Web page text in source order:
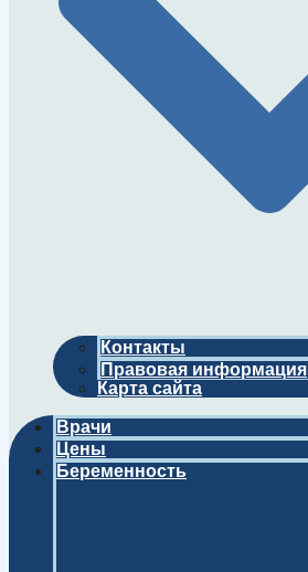
Контакты
Правовая информация
Карта сайта
Врачи
Цены
Беременность